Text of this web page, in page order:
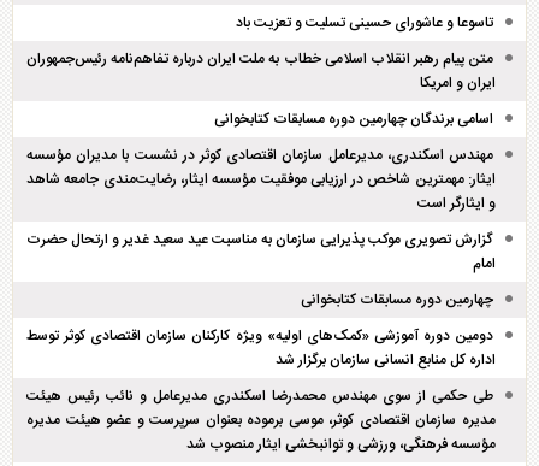
تاسوعا و عاشورای حسینی تسلیت و تعزیت باد
متن پیام رهبر انقلاب اسلامی خطاب به ملت ایران درباره تفاهم‌نامه رئیس‌جمهوران
ایران و امریکا
اسامی برندگان چهارمین دوره مسابقات کتابخوانی
مهندس اسکندری، مدیرعامل سازمان اقتصادی کوثر در نشست با مدیران مؤسسه
ایثار: مهمترین شاخص در ارزیابی موفقیت مؤسسه ایثار، رضایت‌مندی جامعه شاهد
و ایثارگر است
گزارش تصویری موکب پذیرایی سازمان به مناسبت عید سعید غدیر و ارتحال حضرت
امام
چهارمین دوره مسابقات کتابخوانی
دومین دوره آموزشی «کمک‌های اولیه» ویژه کارکنان سازمان اقتصادی کوثر توسط
اداره کل منابع انسانی سازمان برگزار شد
طی حکمی از سوی مهندس محمدرضا اسکندری مدیرعامل و نائب رئیس هیئت
مدیره سازمان اقتصادی کوثر، موسی برموده بعنوان سرپرست و عضو هیئت مدیره
مؤسسه فرهنگی، ورزشی و توانبخشی ایثار منصوب شد